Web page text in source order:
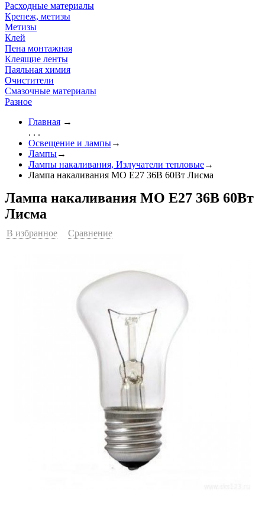
Расходные материалы
Крепеж, метизы
Метизы
Клей
Пена монтажная
Клеящие ленты
Паяльная химия
Очистители
Смазочные материалы
Разное
Главная →
. . .
Освещение и лампы→
Лампы→
Лампы накаливания, Излучатели тепловые→
Лампа накаливания МО E27 36В 60Вт Лисма
Лампа накаливания МО E27 36В 60Вт
Лисма
В избранное Сравнение